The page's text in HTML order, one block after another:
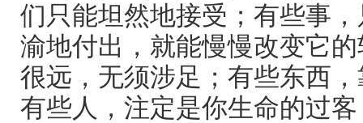
们只能坦然地接受；有些事
渝地付出，就能慢慢改变它
很远，无须涉足；有些东西
有些人，注定是你生命的过